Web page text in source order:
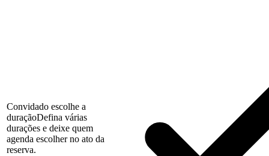
Convidado escolhe a
duraçãoDefina várias
durações e deixe quem
agenda escolher no ato da
reserva.